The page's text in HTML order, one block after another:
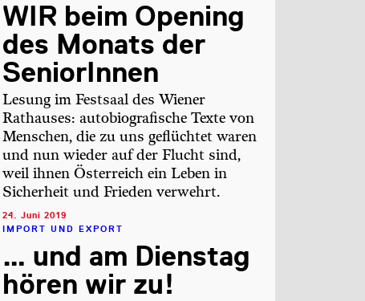
WIR beim Opening
des Monats der
SeniorInnen
Lesung im Festsaal des Wiener
Rathauses: autobiografische Texte von
Menschen, die zu uns geflüchtet waren
und nun wieder auf der Flucht sind,
weil ihnen Österreich ein Leben in
Sicherheit und Frieden verwehrt.
24. Juni 2019
IMPORT UND EXPORT
… und am Dienstag
hören wir zu!